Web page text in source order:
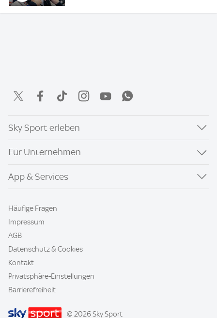
Sky Sport erleben
Für Unternehmen
App & Services
Häufige Fragen
Impressum
AGB
Datenschutz & Cookies
Kontakt
Privatsphäre-Einstellungen
Barrierefreiheit
© 2026 Sky Sport